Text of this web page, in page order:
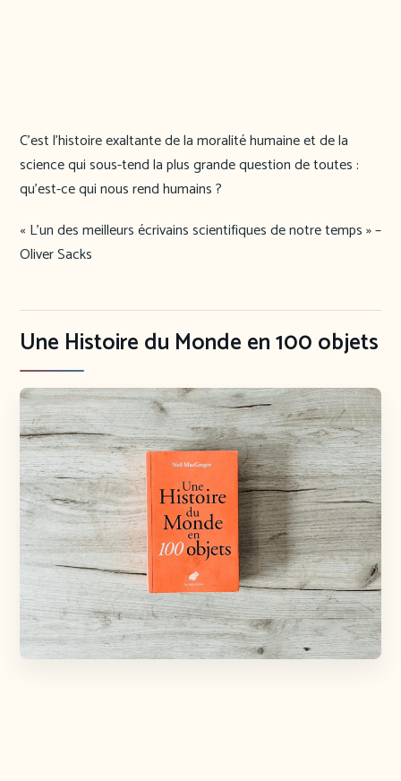
C’est l’histoire exaltante de la moralité humaine et de la
science qui sous-tend la plus grande question de toutes :
qu’est-ce qui nous rend humains ?
« L’un des meilleurs écrivains scientifiques de notre temps » –
Oliver Sacks
Une Histoire du Monde en 100 objets